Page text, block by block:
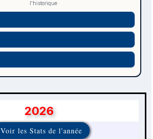
l'historique
2026
Voir les Stats de l'année